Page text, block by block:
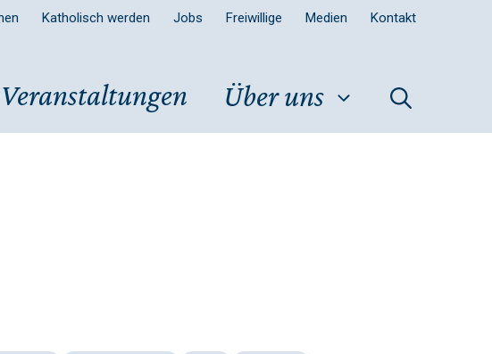
Katholisch werden Jobs Freiwillige Medien Kontakt
Veranstaltungen Über uns